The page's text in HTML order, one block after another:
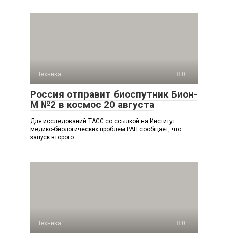
Техника 0
Россия отправит биоспутник Бион-
М №2 в космос 20 августа
Для исследований ТАСС со ссылкой на Институт
медико-биологических проблем РАН сообщает, что
запуск второго
Техника 0